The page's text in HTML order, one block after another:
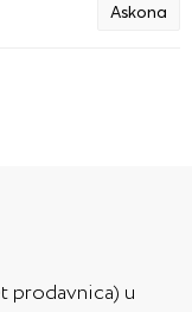
Askona
prodavnica) u